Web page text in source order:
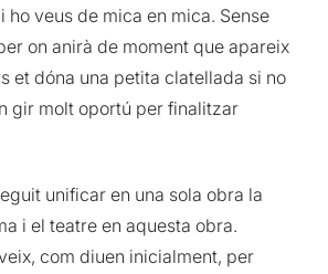
ho veus de mica en mica. Sense
on anirà de moment que apareix
et dóna una petita clatellada si no
gir molt oportú per finalitzar
unificar en una sola obra la
i el teatre en aquesta obra.
com diuen inicialment, per